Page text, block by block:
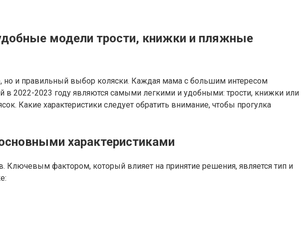
модели трости, книжки и пляжные
и правильный выбор коляски. Каждая мама с большим интересом
в 2022-2023 году являются самыми легкими и удобными: трости, книжки или
Какие характеристики следует обратить внимание, чтобы прогулка
характеристиками
фактором, который влияет на принятие решения, является тип и